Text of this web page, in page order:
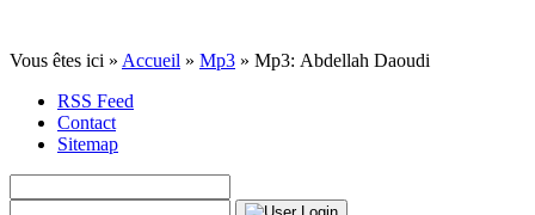
Vous êtes ici » Accueil » Mp3 » Mp3: Abdellah Daoudi
RSS Feed
Contact
Sitemap